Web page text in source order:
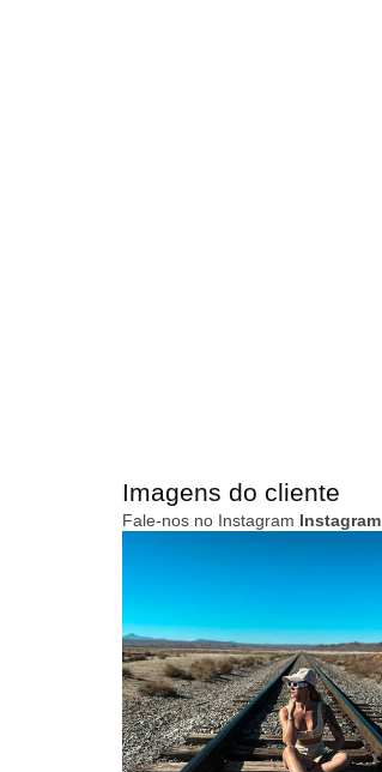
Imagens do cliente
Fale-nos no Instagram Instagram